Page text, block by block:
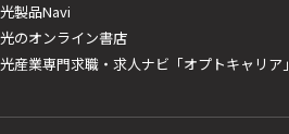
光製品Navi
光のオンライン書店
光産業専門求職・求人ナビ「オプトキャリア」